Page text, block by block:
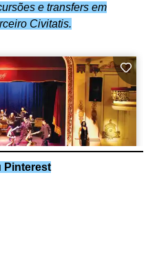
e transfers em
Civitatis.
Pinterest